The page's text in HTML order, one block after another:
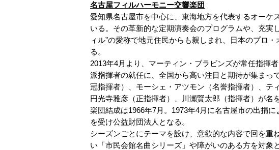
名古屋フィルハーモニー交響楽団
愛知県名古屋市を中心に、東海地方を代表するオーケ
いる。その革新的な定期演奏会のプログラムや、充実
ィル”の愛称で地元住民からも親しまれ、日本のプロ
る。
2013年4月より、マーティン・ブラビンズが常任指揮
派指揮者の就任に、全国から高い注目と期待が集まっ
冠指揮者）、モーシェ・アツモン（名誉指揮者）、テ
円光寺雅彦（正指揮者）、川瀬賢太郎（指揮者）が名
楽団結成は1966年7月。1973年4月に名古屋市の出捐
を受け公益財団法人となる。
シーズンごとにテーマを設け、意欲的な内容で回を重
い「市民会館名曲シリーズ」や障がいのある方を対象